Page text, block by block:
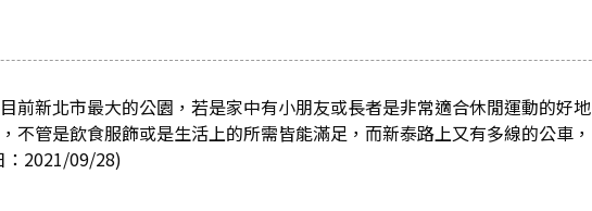
前新北市最大的公園，若是家中有小朋友或長者是非常適合休閒運動的好地
不管是飲食服飾或是生活上的所需皆能滿足，而新泰路上又有多線的公車，
：2021/09/28)